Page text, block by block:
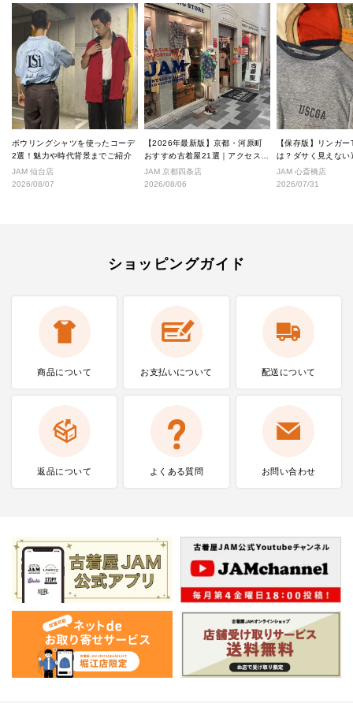
ボウリングシャツを使ったコーデ
2選！魅力や時代背景までご紹介
JAM 仙台店
2026/08/07
【2026年最新版】京都・河原町
おすすめ古着屋21選｜アクセス良
好な絶対行くべきショップ厳選！
JAM 京都四条店
2026/08/06
【保存版】リンガ
は？ダサく見えない
なし完全ガイド
JAM 心斎橋店
2026/07/31
ショッピングガイド
商品について お支払いについて 配送について
返品について よくある質問 お問い合わせ